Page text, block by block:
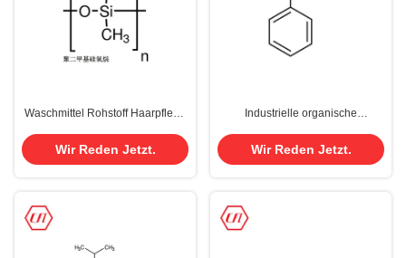
Waschmittel Rohstoff Haarpflege
9006-65-9 Dimethicon
Wir Reden Jetzt.
Industrielle organische
51-6 Benzylalkohol
Wir Reden Jetzt.